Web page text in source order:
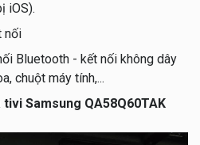
iOS).
nối
Bluetooth - kết nối không dây
chuột máy tính,...
Samsung QA58Q60TAK